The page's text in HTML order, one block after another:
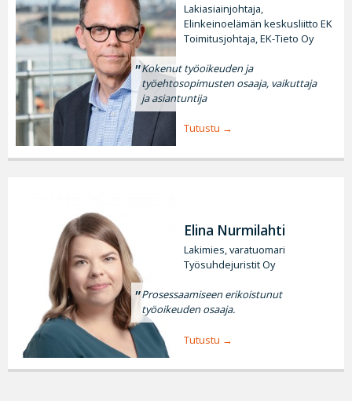
Lakiasiainjohtaja,
Elinkeinoelämän keskusliitto EK
Toimitusjohtaja, EK-Tieto Oy
Kokenut työoikeuden ja
työehtosopimusten osaaja, vaikuttaja
ja asiantuntija
Tutustu
Elina Nurmilahti
Lakimies, varatuomari
Työsuhdejuristit Oy
Prosessaamiseen erikoistunut
työoikeuden osaaja.
Tutustu